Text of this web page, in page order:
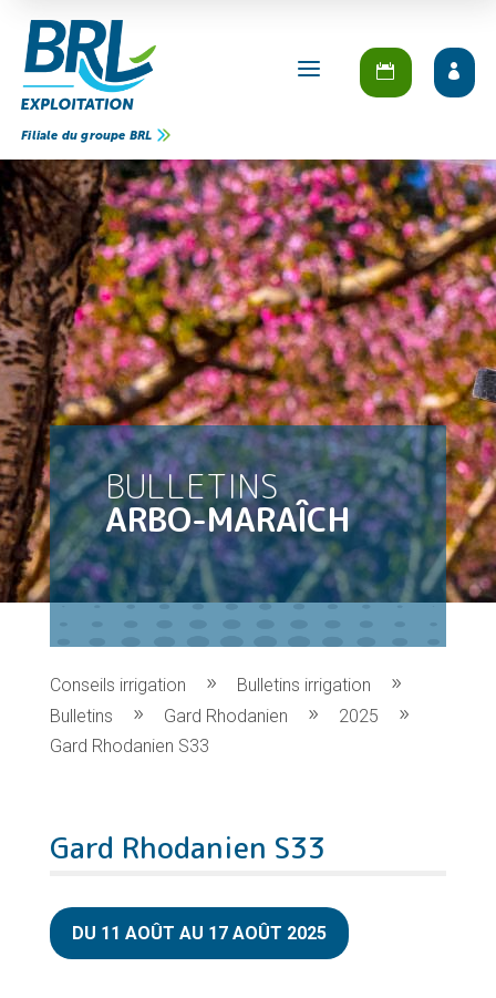
a
Filiale du groupe BRL
BULLETINS
ARBO-MARAÎCH
Conseils irrigation
Bulletins irrigation
Bulletins
Gard Rhodanien
2025
Gard Rhodanien S33
Gard Rhodanien S33
DU 11 AOÛT AU 17 AOÛT 2025